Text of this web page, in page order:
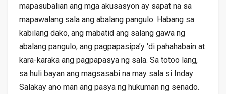
mapasubalian ang mga akusasyon ay sapat na sa
mapawalang sala ang abalang pangulo. Habang sa
kabilang dako, ang mabatid ang salang gawa ng
abalang pangulo, ang pagpapasipa’y ‘di pahahabain at
kara-karaka ang pagpapasya ng sala. Sa totoo lang,
sa huli bayan ang magsasabi na may sala si Inday
Salakay ano man ang pasya ng hukuman ng senado.